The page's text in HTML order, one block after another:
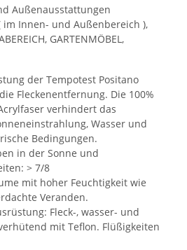
Außenausstattungen
im Innen- und Außenbereich ),
GARTENMÖBEL,
der Tempotest Positano
Fleckenentfernung. Die 100%
verhindert das
Wasser und
Bedingungen.
in der Sonne und
> 7/8
mit hoher Feuchtigkeit wie
Veranden.
Fleck-, wasser- und
mit Teflon. Flüßigkeiten